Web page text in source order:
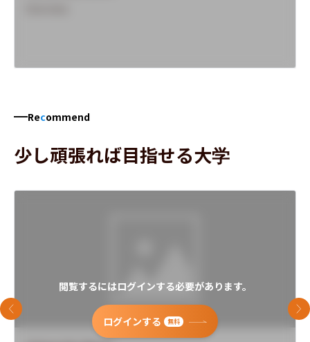
Recommend
少し頑張れば目指せる大学
閲覧するにはログインする必要があります。
ログインする 無料
前のスライド 次